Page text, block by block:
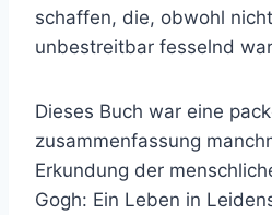
schaffen, die, obwohl
unbestreitbar fesselnd
Dieses Buch war eine
zusammenfassung
Erkundung der
Gogh: Ein Leben in